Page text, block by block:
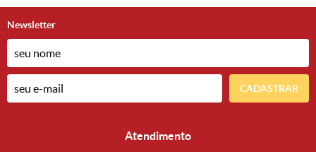
Newsletter
CADASTRAR
Atendimento